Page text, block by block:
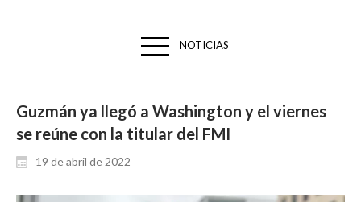
NOTICIAS
Guzmán ya llegó a Washington y el viernes
se reúne con la titular del FMI
19 de abril de 2022